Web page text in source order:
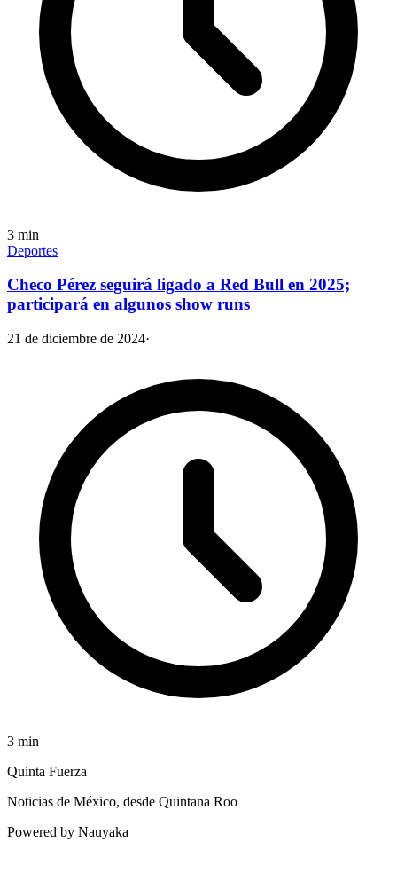
3 min
Deportes
Checo Pérez seguirá ligado a Red Bull en 2025;
participará en algunos show runs
21 de diciembre de 2024·
3 min
Quinta Fuerza
Noticias de México, desde Quintana Roo
Powered by Nauyaka